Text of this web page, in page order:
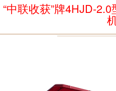
“中联收获”牌4HJD-